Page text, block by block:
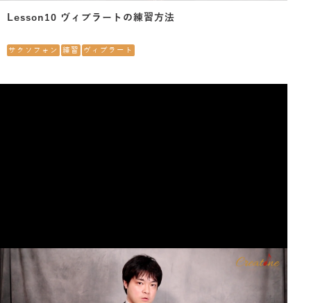
Lesson10 ヴィブラートの練習方法
サクソフォン 練習 ヴィブラート